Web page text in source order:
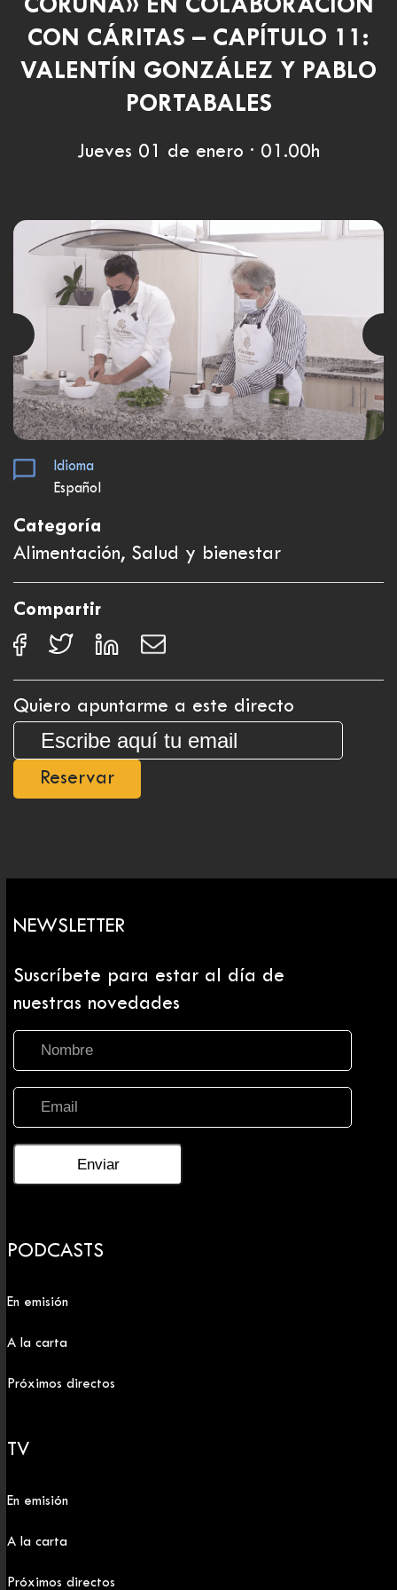
CORUÑA» EN COLABORACIÓN
CON CÁRITAS – CAPÍTULO 11:
VALENTÍN GONZÁLEZ Y PABLO
PORTABALES
Jueves 01 de enero · 01.00h
Idioma
Español
Categoría
Alimentación, Salud y bienestar
Compartir
Quiero apuntarme a este directo
Reservar
NEWSLETTER
Suscríbete para estar al día de
nuestras novedades
PODCASTS
En emisión
A la carta
Próximos directos
TV
En emisión
A la carta
Próximos directos